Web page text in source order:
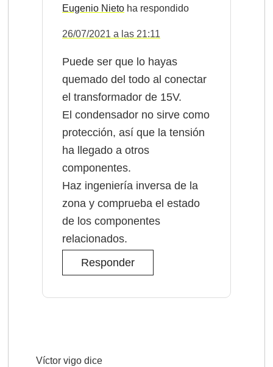
Eugenio Nieto
26/07/2021 a las 21:11
Puede ser que lo hayas
quemado del todo al conectar
el transformador de 15V.
El condensador no sirve como
protección, así que la tensión
ha llegado a otros
componentes.
Haz ingeniería inversa de la
zona y comprueba el estado
de los componentes
relacionados.
Responder
Víctor vigo dice